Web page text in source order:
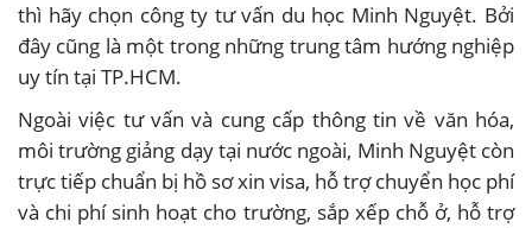
thì hãy chọn công ty tư vấn du học Minh Nguyệt. Bởi
đây cũng là một trong những trung tâm hướng nghiệp
uy tín tại TP.HCM.
Ngoài việc tư vấn và cung cấp thông tin về văn hóa,
môi trường giảng dạy tại nước ngoài, Minh Nguyệt còn
trực tiếp chuẩn bị hồ sơ xin visa, hỗ trợ chuyển học phí
và chi phí sinh hoạt cho trường, sắp xếp chỗ ở, hỗ trợ